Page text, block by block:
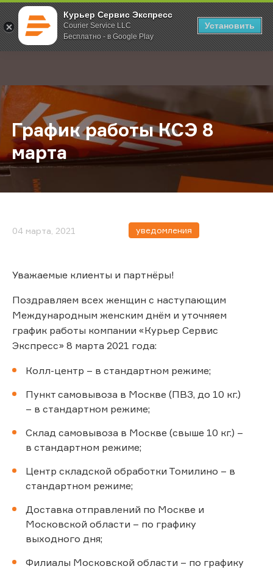
Курьер Сервис Экспресс
Courier Service LLC
Бесплатно - в Google Play
Установить
; Главная О компании Новости График работы КСЭ 8 марта
График работы КСЭ 8
марта
04 марта, 2021 уведомления
Уважаемые клиенты и партнёры!
Поздравляем всех женщин с наступающим
Международным женским днём и уточняем
график работы компании «Курьер Сервис
Экспресс» 8 марта 2021 года:
Колл-центр – в стандартном режиме;
Пункт самовывоза в Москве (ПВЗ, до 10 кг.)
– в стандартном режиме;
Склад самовывоза в Москве (свыше 10 кг.) –
в стандартном режиме;
Центр складской обработки Томилино – в
стандартном режиме;
Доставка отправлений по Москве и
Московской области – по графику
выходного дня;
Филиалы Московской области – по графику